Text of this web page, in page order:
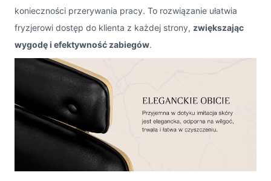
konieczności przerywania pracy. To rozwiązanie ułatwia
fryzjerowi dostęp do klienta z każdej strony, zwiększając
wygodę i efektywność zabiegów.